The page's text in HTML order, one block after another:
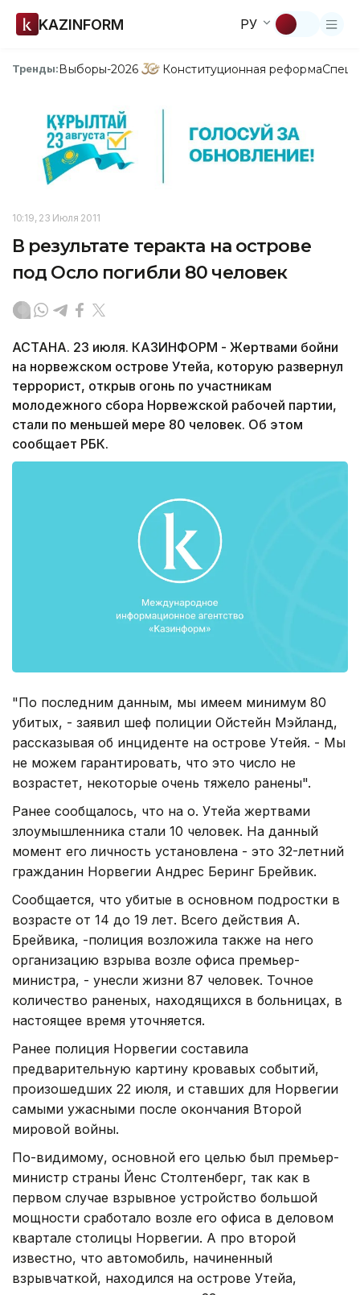
KAZINFORM РУ
Тренды:Выборы-2026 Конституционная реформа
10:19, 23 Июля 2011
В результате теракта на острове
под Осло погибли 80 человек
АСТАНА. 23 июля. КАЗИНФОРМ - Жертвами бойни
на норвежском острове Утейа, которую развернул
террорист, открыв огонь по участникам
молодежного сбора Норвежской рабочей партии,
стали по меньшей мере 80 человек. Об этом
сообщает РБК.
"По последним данным, мы имеем минимум 80
убитых, - заявил шеф полиции Ойстейн Мэйланд,
рассказывая об инциденте на острове Утейя. - Мы
не можем гарантировать, что это число не
возрастет, некоторые очень тяжело ранены".
Ранее сообщалось, что на о. Утейа жертвами
злоумышленника стали 10 человек. На данный
момент его личность установлена - это 32-летний
гражданин Норвегии Андрес Беринг Брейвик.
Сообщается, что убитые в основном подростки в
возрасте от 14 до 19 лет. Всего действия А.
Брейвика, -полиция возложила также на него
организацию взрыва возле офиса премьер-
министра, - унесли жизни 87 человек. Точное
количество раненых, находящихся в больницах, в
настоящее время уточняется.
Ранее полиция Норвегии составила
предварительную картину кровавых событий,
произошедших 22 июля, и ставших для Норвегии
самыми ужасными после окончания Второй
мировой войны.
По-видимому, основной его целью был премьер-
министр страны Йенс Столтенберг, так как в
первом случае взрывное устройство большой
мощности сработало возле его офиса в деловом
квартале столицы Норвегии. А про второй
известно, что автомобиль, начиненный
взрывчаткой, находился на острове Утейа,